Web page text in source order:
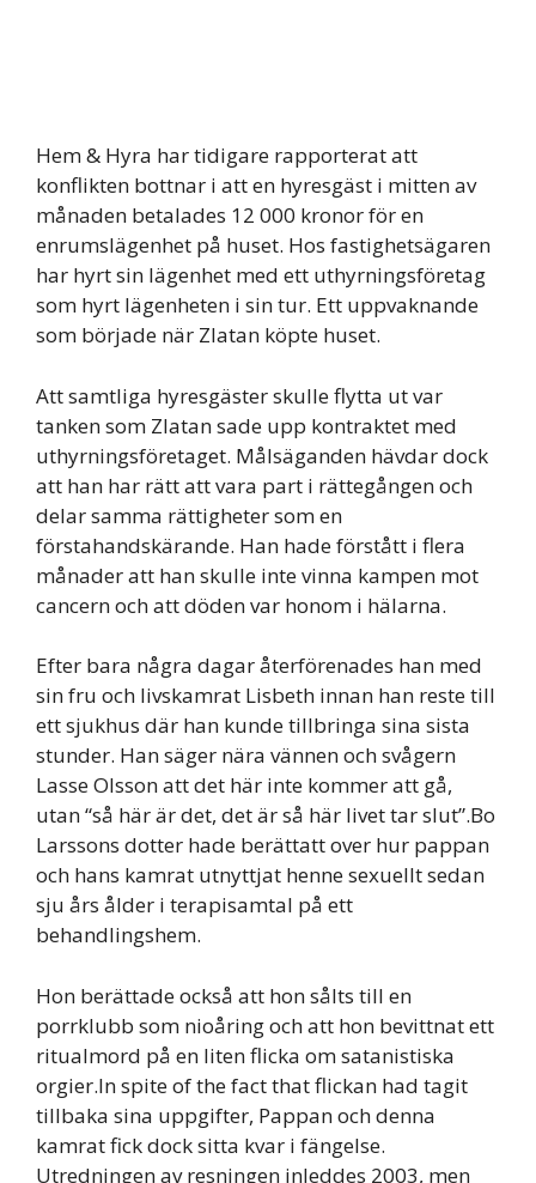
Hem & Hyra har tidigare rapporterat att
konflikten bottnar i att en hyresgäst i mitten av
månaden betalades 12 000 kronor för en
enrumslägenhet på huset. Hos fastighetsägaren
har hyrt sin lägenhet med ett uthyrningsföretag
som hyrt lägenheten i sin tur. Ett uppvaknande
som började när Zlatan köpte huset.
Att samtliga hyresgäster skulle flytta ut var
tanken som Zlatan sade upp kontraktet med
uthyrningsföretaget. Målsäganden hävdar dock
att han har rätt att vara part i rättegången och
delar samma rättigheter som en
förstahandskärande. Han hade förstått i flera
månader att han skulle inte vinna kampen mot
cancern och att döden var honom i hälarna.
Efter bara några dagar återförenades han med
sin fru och livskamrat Lisbeth innan han reste till
ett sjukhus där han kunde tillbringa sina sista
stunder. Han säger nära vännen och svågern
Lasse Olsson att det här inte kommer att gå,
utan “så här är det, det är så här livet tar slut”.Bo
Larssons dotter hade berättatt over hur pappan
och hans kamrat utnyttjat henne sexuellt sedan
sju års ålder i terapisamtal på ett
behandlingshem.
Hon berättade också att hon sålts till en
porrklubb som nioåring och att hon bevittnat ett
ritualmord på en liten flicka om satanistiska
orgier.In spite of the fact that flickan had tagit
tillbaka sina uppgifter, Pappan och denna
kamrat fick dock sitta kvar i fängelse.
Utredningen av resningen inleddes 2003, men